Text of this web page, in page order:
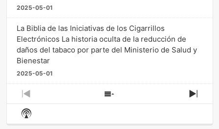
2025-05-01
La Biblia de las Iniciativas de los Cigarrillos
Electrónicos La historia oculta de la reducción de
daños del tabaco por parte del Ministerio de Salud y
Bienestar
2025-05-01
Previous
Episode
Show
Episodes
Next
Show
Podcast